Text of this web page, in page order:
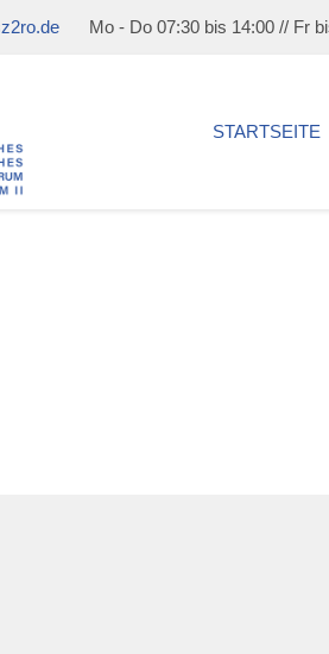
Mo - Do 07:30 bis 14:00 // Fr
STARTSEITE